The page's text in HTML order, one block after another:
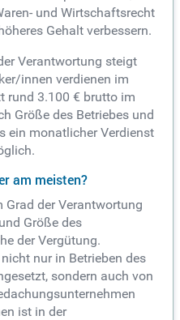
und Wirtschaftsrecht
Gehalt verbessern.
Verantwortung steigt
innen verdienen im
rund 3.100 € brutto im
Größe des Betriebes und
ein monatlicher Verdienst
am meisten?
Grad der Verantwortung
Größe des
der Vergütung.
nur in Betrieben des
sondern auch von
ist in der